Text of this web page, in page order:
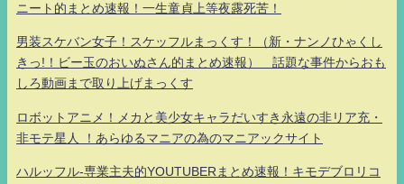
ニート的まとめ速報！一生童貞上等夜露死苦！
男装スケバン女子！スケッフルまっくす！（新・ナンノひゃくし
きっ!！ビー玉のおいぬさん的まとめ速報） 話題な事件からおも
しろ動画まで取り上げまっくす
ロボットアニメ！メカと美少女キャラだいすき永遠の非リア充・
非モテ星人 ！あらゆるマニアの為のマニアックサイト
ハルッフル-専業主夫的YOUTUBERまとめ速報！キモデブロリコ